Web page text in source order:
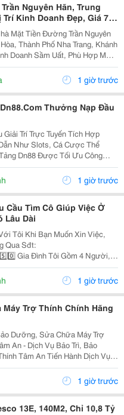
Nguyên Hãn, Trung
Trí Kinh Doanh Đẹp, Giá 7,4
Mặt Tiền Đường Trần Nguyên
Thành Phố Nha Trang, Khánh
Doanh Sầm Uất, Phù Hợp Mở
Showroom Hoặc Đầu Tư Cho
Thuê Lâu Dài. Thông Tin Chi Tiết. - Địa Chỉ: Số...1 giờ trước
Thưởng Nạp Đầu
Trí Trực Tuyến Tích Hợp
Như Slots, Cá Cược Thể
Dn88 Được Tối Ưu Công
Rút Nhanh Và Hỗ Trợ Tốt Trên
Website:
1 giờ trước
Cầu Tìm Cô Giúp Việc Ở
Lâu Dài
Tôi Khi Bạn Muốn Xin Việc,
Qua Sđt:
Gia Đình Tôi Gồm 4 Người, 2
Bé Lớn 9 Tuổi Đã Đi Học Có Ba
1 Tuổi. Nhà Thì Chỉ Có 1 Lầu.
1 giờ trước
Máy Trợ Thính Chính Hãng
Dưỡng, Sửa Chữa Máy Trợ
Trì, Bảo
Khô Máy Trợ Thính Định Kì 3
Cả Các Thiêt Bị Trợ...1 giờ trước
13E, 140M2, Chỉ 10,8 Tỷ